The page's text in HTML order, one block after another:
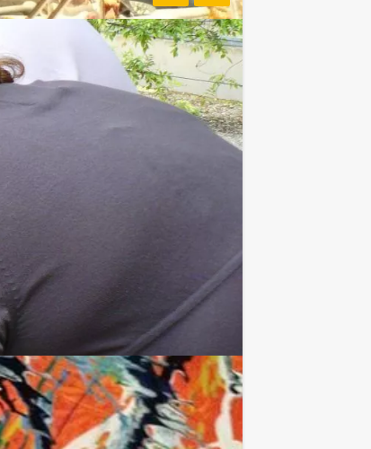
te bereiken. Tijdens
maar hoe dan ook
allemaal eerst individueel aan